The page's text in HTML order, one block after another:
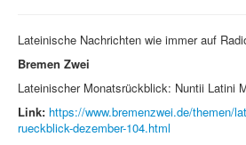
Lateinische Nachrichten wie immer auf
Bremen Zwei
Lateinischer Monatsrückblick: Nuntii Latini
Link: https://www.bremenzwei.de/themen/
rueckblick-dezember-104.html